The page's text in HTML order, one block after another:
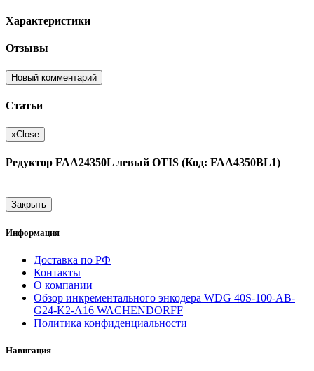
Характеристики
Отзывы
Новый комментарий
Статьи
xClose
Редуктор FAA24350L левый OTIS (Код: FAA4350BL1)
Закрыть
Информация
Доставка по РФ
Контакты
О компании
Обзор инкрементального энкодера WDG 40S-100-AB-
G24-K2-A16 WACHENDORFF
Политика конфиденциальности
Навигация